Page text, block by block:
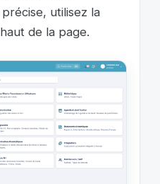
utilisez la
de la page.